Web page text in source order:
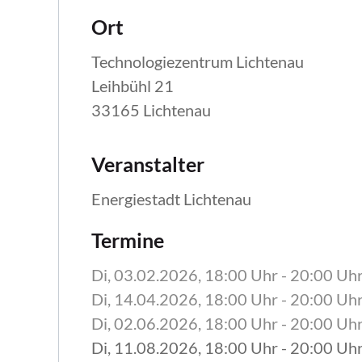
Ort
Technologiezentrum Lichtenau
Leihbühl 21
33165 Lichtenau
Veranstalter
Energiestadt Lichtenau
Termine
Di, 03.02.2026, 18:00 Uhr - 20:00
Di, 14.04.2026, 18:00 Uhr - 20:00
Di, 02.06.2026, 18:00 Uhr - 20:00
Di, 11.08.2026, 18:00 Uhr - 20:00